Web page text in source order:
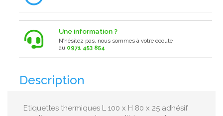
Une information ?
N’hésitez pas, nous sommes à votre écoute
au 0971 453 854
Description
Etiquettes thermiques L 100 x H 80 x 25 adhésif